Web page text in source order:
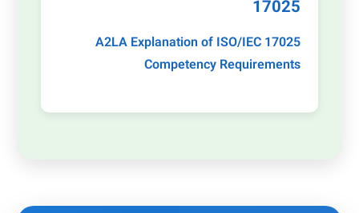
17025
A2LA Explanation of ISO/IEC 17025
Competency Requirements